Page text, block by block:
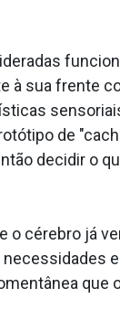
à sua frente
de
decidir o
cérebro já
que